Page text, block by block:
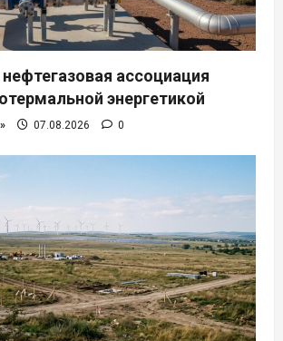
ассоциация
энергетикой
07.08.2026 0